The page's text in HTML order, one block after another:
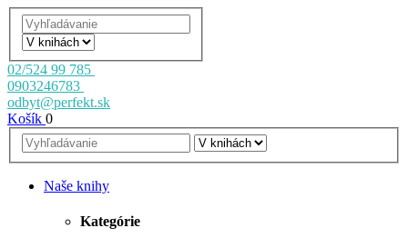
02/524 99 785
0903246783
odbyt@perfekt.sk
Košík 0
Naše knihy
Kategórie